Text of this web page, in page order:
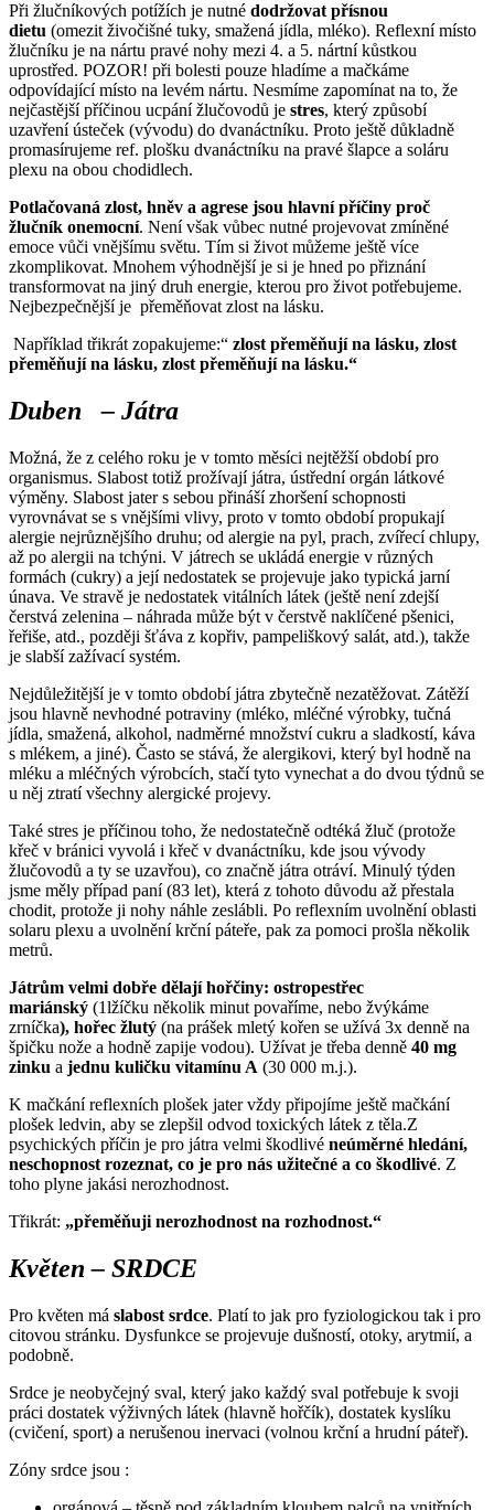
Při žlučníkových potížích je nutné dodržovat přísnou
dietu (omezit živočišné tuky, smažená jídla, mléko). Reflexní místo
žlučníku je na nártu pravé nohy mezi 4. a 5. nártní kůstkou
uprostřed. POZOR! při bolesti pouze hladíme a mačkáme
odpovídající místo na levém nártu. Nesmíme zapomínat na to, že
nejčastější příčinou ucpání žlučovodů je stres, který způsobí
uzavření ústeček (vývodu) do dvanáctníku. Proto ještě důkladně
promasírujeme ref. plošku dvanáctníku na pravé šlapce a soláru
plexu na obou chodidlech.
Potlačovaná zlost, hněv a agrese jsou hlavní příčiny proč
žlučník onemocní. Není však vůbec nutné projevovat zmíněné
emoce vůči vnějšímu světu. Tím si život můžeme ještě více
zkomplikovat. Mnohem výhodnější je si je hned po přiznání
transformovat na jiný druh energie, kterou pro život potřebujeme.
Nejbezpečnější je přeměňovat zlost na lásku.
Například třikrát zopakujeme:“ zlost přeměňují na lásku, zlost
přeměňují na lásku, zlost přeměňují na lásku.“
Duben – Játra
Možná, že z celého roku je v tomto měsíci nejtěžší období pro
organismus. Slabost totiž prožívají játra, ústřední orgán látkové
výměny. Slabost jater s sebou přináší zhoršení schopnosti
vyrovnávat se s vnějšími vlivy, proto v tomto období propukají
alergie nejrůznějšího druhu; od alergie na pyl, prach, zvířecí chlupy,
až po alergii na tchýni. V játrech se ukládá energie v různých
formách (cukry) a její nedostatek se projevuje jako typická jarní
únava. Ve stravě je nedostatek vitálních látek (ještě není zdejší
čerstvá zelenina – náhrada může být v čerstvě naklíčené pšenici,
řeřiše, atd., později šťáva z kopřiv, pampeliškový salát, atd.), takže
je slabší zažívací systém.
Nejdůležitější je v tomto období játra zbytečně nezatěžovat. Zátěží
jsou hlavně nevhodné potraviny (mléko, mléčné výrobky, tučná
jídla, smažená, alkohol, nadměrné množství cukru a sladkostí, káva
s mlékem, a jiné). Často se stává, že alergikovi, který byl hodně na
mléku a mléčných výrobcích, stačí tyto vynechat a do dvou týdnů se
u něj ztratí všechny alergické projevy.
Také stres je příčinou toho, že nedostatečně odtéká žluč (protože
křeč v bránici vyvolá i křeč v dvanáctníku, kde jsou vývody
žlučovodů a ty se uzavřou), co značně játra otráví. Minulý týden
jsme měly případ paní (83 let), která z tohoto důvodu až přestala
chodit, protože ji nohy náhle zeslábli. Po reflexním uvolnění oblasti
solaru plexu a uvolnění krční páteře, pak za pomoci prošla několik
metrů.
Játrům velmi dobře dělají hořčiny: ostropestřec
mariánský (1lžíčku několik minut povaříme, nebo žvýkáme
zrníčka), hořec žlutý (na prášek mletý kořen se užívá 3x denně na
špičku nože a hodně zapije vodou). Užívat je třeba denně 40 mg
zinku a jednu kuličku vitamínu A (30 000 m.j.).
K mačkání reflexních plošek jater vždy připojíme ještě mačkání
plošek ledvin, aby se zlepšil odvod toxických látek z těla.Z
psychických příčin je pro játra velmi škodlivé neúměrné hledání,
neschopnost rozeznat, co je pro nás užitečné a co škodlivé. Z
toho plyne jakási nerozhodnost.
Třikrát: „přeměňuji nerozhodnost na rozhodnost.“
Květen – SRDCE
Pro květen má slabost srdce. Platí to jak pro fyziologickou tak i pro
citovou stránku. Dysfunkce se projevuje dušností, otoky, arytmií, a
podobně.
Srdce je neobyčejný sval, který jako každý sval potřebuje k svoji
práci dostatek výživných látek (hlavně hořčík), dostatek kyslíku
(cvičení, sport) a nerušenou inervaci (volnou krční a hrudní páteř).
Zóny srdce jsou :